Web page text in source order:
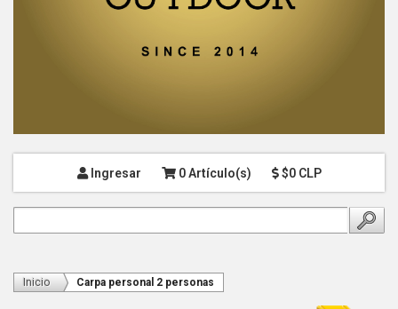
Ingresar 0 Artículo(s) $0 CLP
Inicio Carpa personal 2 personas